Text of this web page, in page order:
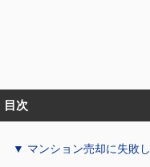
目次
▼ マンション売却に失敗